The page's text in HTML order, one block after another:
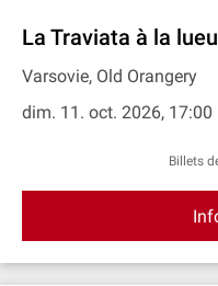
La Traviata à la
Varsovie, Old Orangery
dim. 11. oct. 2026, 17:00
Billets